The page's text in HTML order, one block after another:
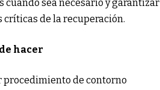
sea necesario y garantizar
críticas de la recuperación.
hacer
procedimiento de contorno